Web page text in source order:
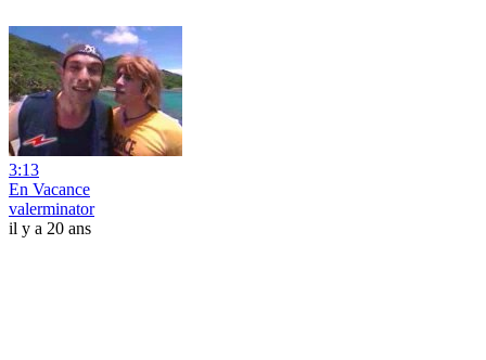
3:13
En Vacance
valerminator
il y a 20 ans